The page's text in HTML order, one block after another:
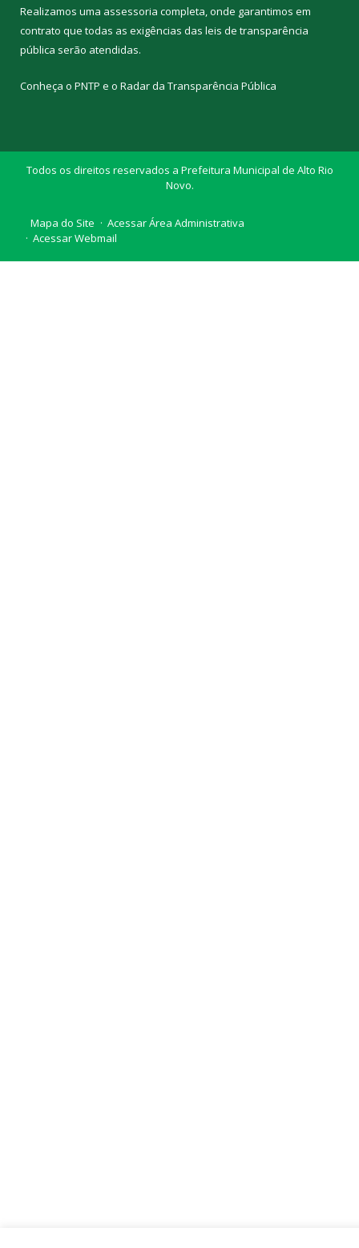
Realizamos uma assessoria completa, onde garantimos em
contrato que todas as exigências das leis de transparência
pública serão atendidas.
Conheça o PNTP e o Radar da Transparência Pública
Todos os direitos reservados a Prefeitura Municipal de Alto Rio
Novo.
Mapa do Site
Acessar Área Administrativa
Acessar Webmail